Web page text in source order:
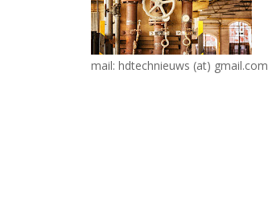
mail: hdtechnieuws (at) gmail.com